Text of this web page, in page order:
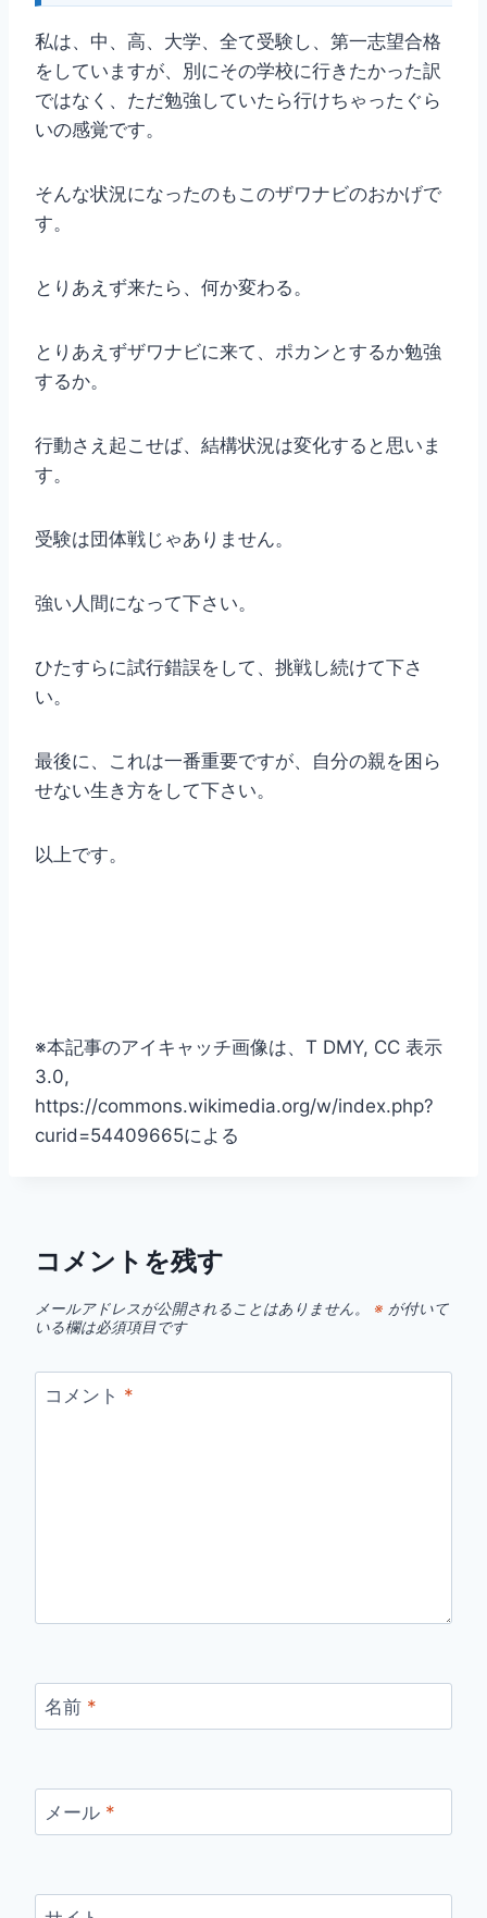
私は、中、高、大学、全て受験し、第一志望合格
をしていますが、別にその学校に行きたかった訳
ではなく、ただ勉強していたら行けちゃったぐら
いの感覚です。
そんな状況になったのもこのザワナビのおかげで
す。
とりあえず来たら、何か変わる。
とりあえずザワナビに来て、ポカンとするか勉強
するか。
行動さえ起こせば、結構状況は変化すると思いま
す。
受験は団体戦じゃありません。
強い人間になって下さい。
ひたすらに試行錯誤をして、挑戦し続けて下さ
い。
最後に、これは一番重要ですが、自分の親を困ら
せない生き方をして下さい。
以上です。
※本記事のアイキャッチ画像は、T DMY, CC 表示
3.0,
https://commons.wikimedia.org/w/index.php?
curid=54409665による
コメントを残す
メールアドレスが公開されることはありません。 ※ が付いて
いる欄は必須項目です
コメント *
名前 *
メール *